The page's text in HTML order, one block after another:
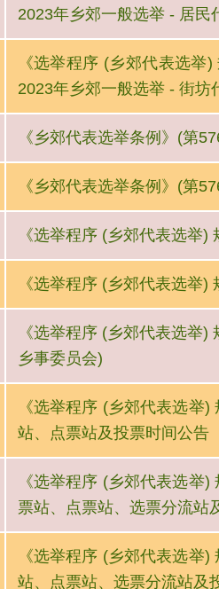
2023年乡郊一般选举 - 居民
《选举程序 (乡郊代表选
2023年乡郊一般选举 - 街坊
《乡郊代表选举条例》(第
《乡郊代表选举条例》(第
《选举程序 (乡郊代表选举
《选举程序 (乡郊代表选举
《选举程序 (乡郊代表选举
乡事委员会)
《选举程序 (乡郊代表选举
站、点票站及投票时间公告
《选举程序 (乡郊代表选举
票站、点票站、选票分流站
《选举程序 (乡郊代表选举
站、点票站、选票分流站及